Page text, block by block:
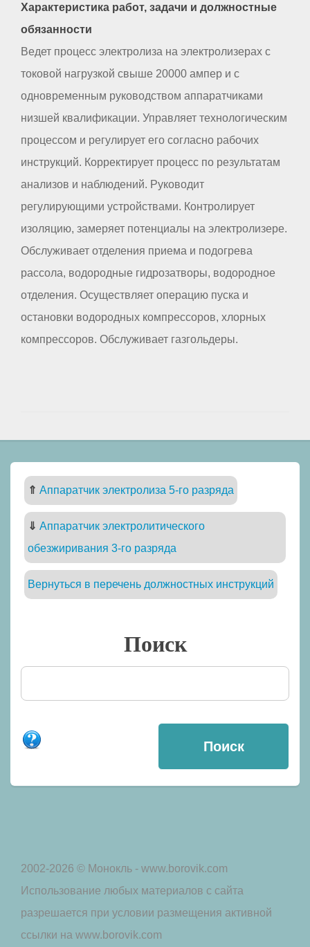
Характеристика работ, задачи и должностные
обязанности
Ведет процесс электролиза на электролизерах с
токовой нагрузкой свыше 20000 ампер и с
одновременным руководством аппаратчиками
низшей квалификации. Управляет технологическим
процессом и регулирует его согласно рабочих
инструкций. Корректирует процесс по результатам
анализов и наблюдений. Руководит
регулирующими устройствами. Контролирует
изоляцию, замеряет потенциалы на электролизере.
Обслуживает отделения приема и подогрева
рассола, водородные гидрозатворы, водородное
отделения. Осуществляет операцию пуска и
остановки водородных компрессоров, хлорных
компрессоров. Обслуживает газгольдеры.
⇑ Аппаратчик электролиза 5-го разряда
⇓ Аппаратчик электролитического
обезжиривания 3-го разряда
Вернуться в перечень должностных инструкций
Поиск
2002-2026 © Монокль - www.borovik.com
Использование любых материалов с сайта
разрешается при условии размещения активной
ссылки на www.borovik.com